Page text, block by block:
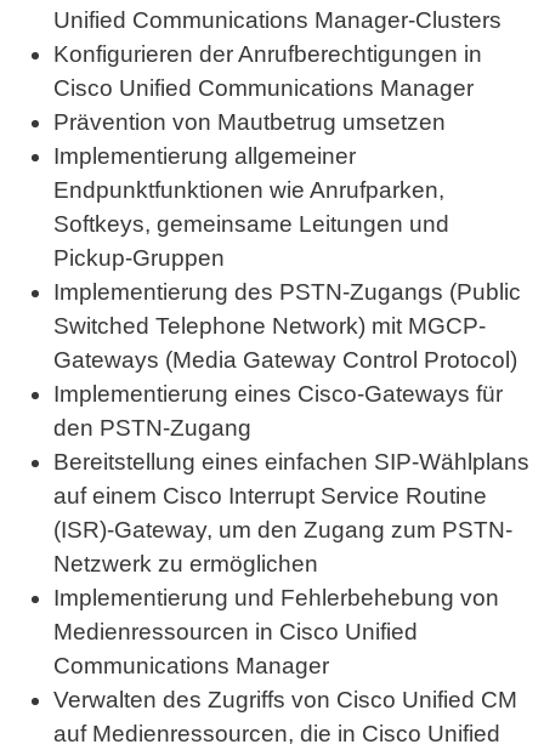
Unified Communications Manager-Clusters
Konfigurieren der Anrufberechtigungen in
Cisco Unified Communications Manager
Prävention von Mautbetrug umsetzen
Implementierung allgemeiner
Endpunktfunktionen wie Anrufparken,
Softkeys, gemeinsame Leitungen und
Pickup-Gruppen
Implementierung des PSTN-Zugangs (Public
Switched Telephone Network) mit MGCP-
Gateways (Media Gateway Control Protocol)
Implementierung eines Cisco-Gateways für
den PSTN-Zugang
Bereitstellung eines einfachen SIP-Wählplans
auf einem Cisco Interrupt Service Routine
(ISR)-Gateway, um den Zugang zum PSTN-
Netzwerk zu ermöglichen
Implementierung und Fehlerbehebung von
Medienressourcen in Cisco Unified
Communications Manager
Verwalten des Zugriffs von Cisco Unified CM
auf Medienressourcen, die in Cisco Unified